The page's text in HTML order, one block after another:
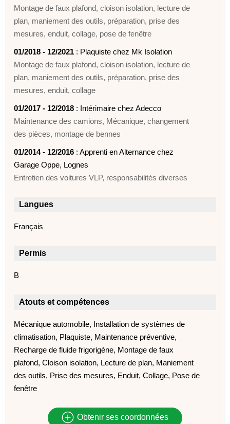
Montage de faux plafond, cloison isolation, lecture de
plan, maniement des outils, préparation, prise des
mesures, enduit, collage, pose de fenêtre
01/2018 - 12/2021 : Plaquiste chez Mk Isolation
Montage de faux plafond, cloison isolation, lecture de
plan, maniement des outils, préparation, prise des
mesures, enduit, collage
01/2017 - 12/2018 : Intérimaire chez Adecco
Maintenance des camions, Mécanique, changement
des pièces, montage de bennes
01/2014 - 12/2016 : Apprenti en Alternance chez
Garage Oppe, Lognes
Entretien des voitures VLP, responsabilités diverses
Langues
Français
Permis
B
Atouts et compétences
Mécanique automobile, Installation de systèmes de
climatisation, Plaquiste, Maintenance préventive,
Recharge de fluide frigorigène, Montage de faux
plafond, Cloison isolation, Lecture de plan, Maniement
des outils, Prise des mesures, Enduit, Collage, Pose de
fenêtre
Obtenir ses coordonnées